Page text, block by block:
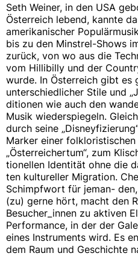
Seth Weiner, in den USA
Österreich lebend, kannte
amerikanischer
bis zu den Minstrel-Shows
zurück, von wo aus die
vom Hillibilly und der
wurde. In Österreich gibt es
unterschiedlicher Stile und
ditionen wie auch den
Musik wiederspiegeln.
durch seine
Marker einer
„Österreichertum“, zum
tionellen Identität ohne die
ten kultureller Migration.
Schimpfwort für jeman-
(zu) gerne hört, macht den
Besucher_innen zu aktiven
Performance, in der der
eines Instruments wird. Es
dem Raum und Geschichte